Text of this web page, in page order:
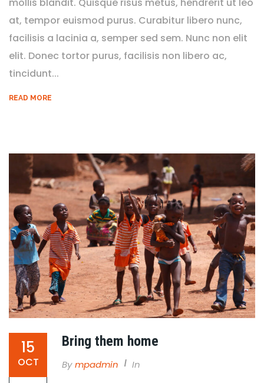
mollis blandit. Quisque risus metus, hendrerit ut leo
at, tempor euismod purus. Curabitur libero nunc,
facilisis a lacinia a, semper sed sem. Nunc non elit
elit. Donec tortor purus, facilisis non libero ac,
tincidunt...
READ MORE
15
OCT
Bring them home
By Mpadmin In